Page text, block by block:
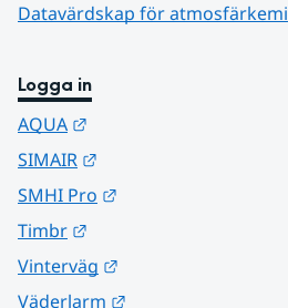
Datavärdskap för atmosfärkemi
Logga in
AQUA
SIMAIR
SMHI Pro
Timbr
Vinterväg
Väderlarm